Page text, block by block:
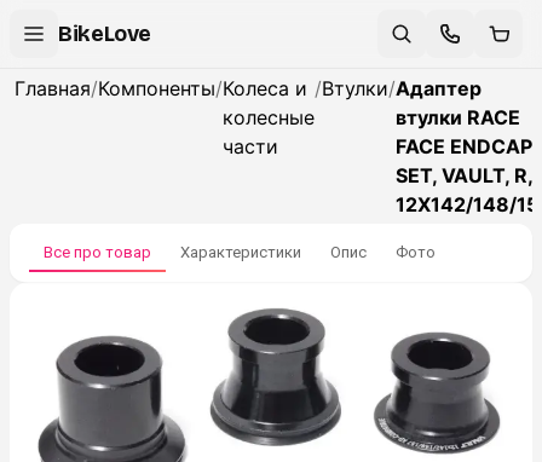
BikeLove
Главная/Компоненты/Колеса и
колесные
части
/Втулки/Адаптер
втулки RACE
FACE ENDCAP
SET, VAULT, R,
12X142/148/
Все про товар Характеристики Опис Фото